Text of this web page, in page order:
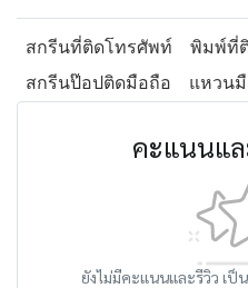
สกรีนที่ติดโทรศัพท์ พิมพ์ที่
สกรีนป๊อปติดมือถือ
แหวน
คะแนนแ
ยังไม่มีคะแนนและรีวิว เ